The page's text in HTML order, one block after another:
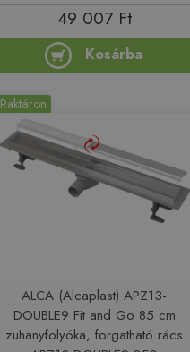
49 007 Ft
Kosárba
Raktáron
ALCA (Alcaplast) APZ13-
DOUBLE9 Fit and Go 85 cm
zuhanyfolyóka, forgatható rács